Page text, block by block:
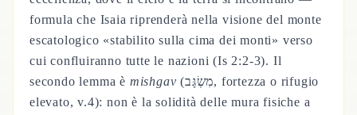
formula che Isaia riprenderà nella visione del monte
escatologico «stabilito sulla cima dei monti» verso
cui confluiranno tutte le nazioni (Is 2:2-3). Il
secondo lemma è mishgav (מִשְׂגָּב, fortezza o rifugio
elevato, v.4): non è la solidità delle mura fisiche a